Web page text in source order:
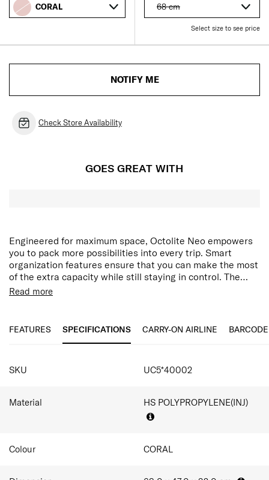
68 cm
Select size to see price
CORAL
NOTIFY ME
Check Store Availability
GOES GREAT WITH
Engineered for maximum space, Octolite Neo empowers
you to pack more possibilities into every trip. Smart
organization features ensure that you can make the most
of the extra capacity while still staying in control. The
range is also constructed with durable polypropylene
with a textured surface to create a collection that lets
Read more
FEATURES SPECIFICATIONS CARRY-ON AIRLINE BARCODE
SPECIFICATIONS
SKU UC5*40002
Material HS POLYPROPYLENE(INJ)
Colour CORAL